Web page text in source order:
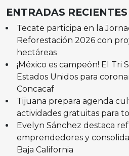
ENTRADAS RECIENTES
Tecate participa en la
Reforestación 2026 con
hectáreas
¡México es campeón! El Tri
Estados Unidos para
Concacaf
Tijuana prepara agenda
actividades gratuitas para
Evelyn Sánchez destaca
emprendedores y
Baja California